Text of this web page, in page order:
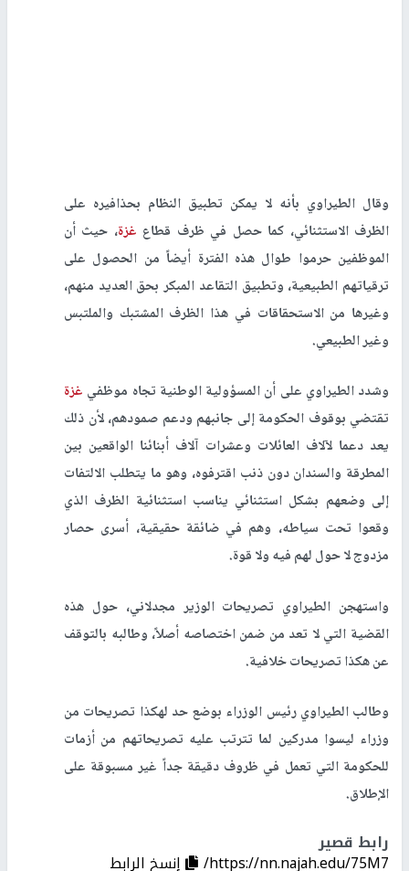
وقال الطيراوي بأنه لا يمكن تطبيق النظام بحذافيره على
الظرف الاستثنائي، كما حصل في ظرف قطاع غزة، حيث أن
الموظفين حرموا طوال هذه الفترة أيضاً من الحصول على
ترقياتهم الطبيعية، وتطبيق التقاعد المبكر بحق العديد منهم،
وغيرها من الاستحقاقات في هذا الظرف المشتبك والملتبس
وغير الطبيعي.
وشدد الطيراوي على أن المسؤولية الوطنية تجاه موظفي غزة
تقتضي بوقوف الحكومة إلى جانبهم ودعم صمودهم، لأن ذلك
يعد دعما لآلاف العائلات وعشرات آلاف أبنائنا الواقعين بين
المطرقة والسندان دون ذنب اقترفوه، وهو ما يتطلب الالتفات
إلى وضعهم بشكل استثنائي يناسب استثنائية الظرف الذي
وقعوا تحت سياطه، وهم في ضائقة حقيقية، أسرى حصار
مزدوج لا حول لهم فيه ولا قوة.
واستهجن الطيراوي تصريحات الوزير مجدلاني، حول هذه
القضية التي لا تعد من ضمن اختصاصه أصلاً، وطالبه بالتوقف
عن هكذا تصريحات خلافية.
وطالب الطيراوي رئيس الوزراء بوضع حد لهكذا تصريحات من
وزراء ليسوا مدركين لما تترتب عليه تصريحاتهم من أزمات
للحكومة التي تعمل في ظروف دقيقة جداً غير مسبوقة على
الإطلاق.
رابط قصير
https://nn.najah.edu/75M7/ إنسخ الرابط